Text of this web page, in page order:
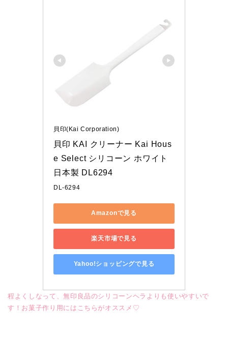
貝印(Kai Corporation)
貝印 KAI クリーナー Kai Hous
e Select シリコーン ホワイト
日本製 DL6294
DL-6294
Amazonで見る
楽天市場で見る
Yahoo!ショッピングで見る
程よくしなって、無印良品のシリコーンヘラよりも使いやすいで
す！お菓子作り用にはこちらがオススメ♡